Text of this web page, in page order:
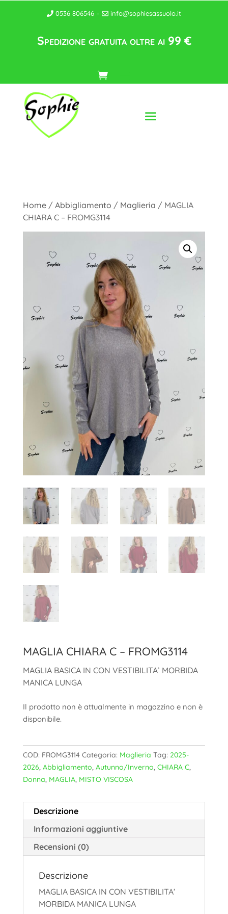
0536 806546 – info@sophiesassuolo.it
Spedizione gratuita oltre ai 99 €
Home/ Abbigliamento / Maglieria / MAGLIA
CHIARA C – FROMG3114
MAGLIA CHIARA C – FROMG3114
MAGLIA BASICA IN CON VESTIBILITA’ MORBIDA
MANICA LUNGA
Il prodotto non è attualmente in magazzino e non è
disponibile.
COD: FROMG3114 Categoria: Maglieria Tag: 2025-
2026, Abbigliamento, Autunno/Inverno, CHIARA C,
Donna, MAGLIA, MISTO VISCOSA
Descrizione
Informazioni aggiuntive
Recensioni (0)
Descrizione
MAGLIA BASICA IN CON VESTIBILITA’
MORBIDA MANICA LUNGA